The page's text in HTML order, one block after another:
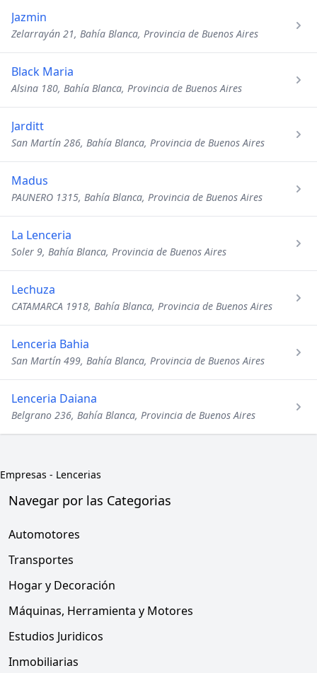
Jazmin
Zelarrayán 21, Bahía Blanca, Provincia de Buenos Aires
Black Maria
Alsina 180, Bahía Blanca, Provincia de Buenos Aires
Jarditt
San Martín 286, Bahía Blanca, Provincia de Buenos Aires
Madus
PAUNERO 1315, Bahía Blanca, Provincia de Buenos Aires
La Lenceria
Soler 9, Bahía Blanca, Provincia de Buenos Aires
Lechuza
CATAMARCA 1918, Bahía Blanca, Provincia de Buenos Aires
Lenceria Bahia
San Martín 499, Bahía Blanca, Provincia de Buenos Aires
Lenceria Daiana
Belgrano 236, Bahía Blanca, Provincia de Buenos Aires
Empresas - Lencerias
Navegar por las Categorias
Automotores
Transportes
Hogar y Decoración
Máquinas, Herramienta y Motores
Estudios Juridicos
Inmobiliarias